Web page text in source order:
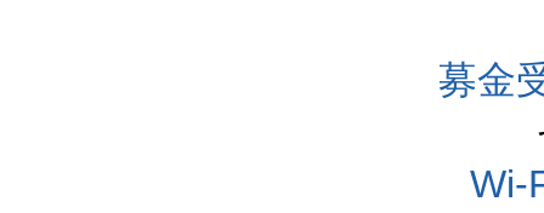
募金
Wi-